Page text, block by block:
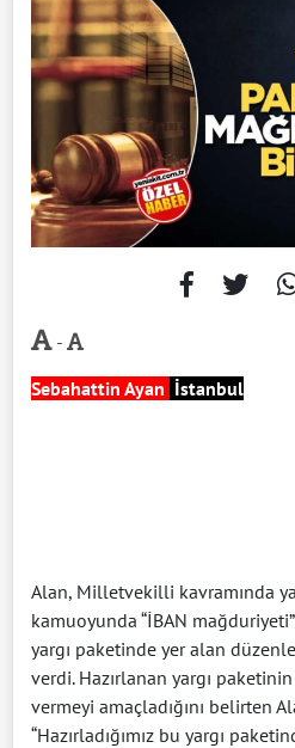
-
Sebahattin Ayan İstanbul
Alan, Milletvekilli kavramında
kamuoyunda “İBAN
yargı paketinde yer alan
verdi. Hazırlanan yargı
vermeyi amaçladığını belirten
“Hazırladığımız bu yargı